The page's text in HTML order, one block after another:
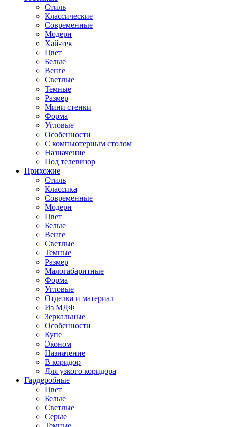
Стиль
Классические
Современные
Модерн
Хай-тек
Цвет
Белые
Венге
Светлые
Темные
Размер
Мини стенки
Форма
Угловые
Особенности
С компьютерным столом
Назначение
Под телевизор
Прихожие
Стиль
Классика
Современные
Модерн
Цвет
Белые
Венге
Светлые
Темные
Размер
Малогабаритные
Форма
Угловые
Отделка и материал
Из МДФ
Зеркальные
Особенности
Купе
Эконом
Назначение
В коридор
Для узкого коридора
Гардеробные
Цвет
Белые
Светлые
Серые